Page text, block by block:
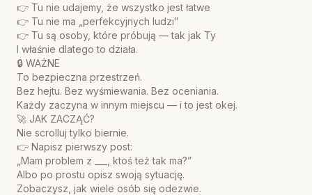
👉 Tu nie udajemy, że wszystko jest łatwe
👉 Tu nie ma „perfekcyjnych ludzi”
👉 Tu są osoby, które próbują — tak jak Ty
I właśnie dlatego to działa.
🔒 WAŻNE
To bezpieczna przestrzeń.
Bez hejtu. Bez wyśmiewania. Bez oceniania.
Każdy zaczyna w innym miejscu — i to jest okej.
🚀 JAK ZACZĄĆ?
Nie scrolluj tylko biernie.
👉 Napisz pierwszy post:
„Mam problem z ___, ktoś też tak ma?”
Albo po prostu opisz swoją sytuację.
Zobaczysz, jak wiele osób się odezwie.